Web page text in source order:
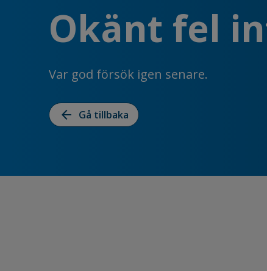
Okänt fel
Var god försök igen senare.
arrow_back Gå tillbaka